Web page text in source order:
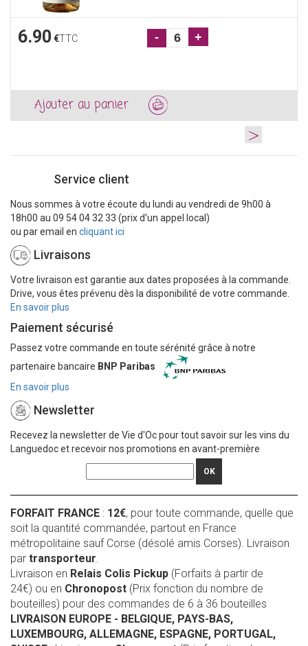
6.90 €TTC - +
Ajouter au panier
>
Service client
Nous sommes à votre écoute du lundi au vendredi de 9h00 à
18h00 au 09 54 04 32 33 (prix d'un appel local)
ou par email en cliquant ici
Livraisons
Votre livraison est garantie aux dates proposées à la commande.
Drive, vous êtes prévenu dès la disponibilité de votre commande.
En savoir plus
Paiement sécurisé
Passez votre commande en toute sérénité grâce à notre
partenaire bancaire BNP Paribas
En savoir plus
Newsletter
Recevez la newsletter de Vie d'Oc pour tout savoir sur les vins du
Languedoc et recevoir nos promotions en avant-première
OK
FORFAIT FRANCE : 12€, pour toute commande, quelle que
soit la quantité commandée, partout en France
métropolitaine sauf Corse (désolé amis Corses). Livraison
par transporteur.
Livraison en Relais Colis Pickup (Forfaits à partir de
24€) ou en Chronopost (Prix fonction du nombre de
bouteilles) pour des commandes de 6 à 36 bouteilles
LIVRAISON EUROPE - BELGIQUE, PAYS-BAS,
LUXEMBOURG, ALLEMAGNE, ESPAGNE, PORTUGAL,